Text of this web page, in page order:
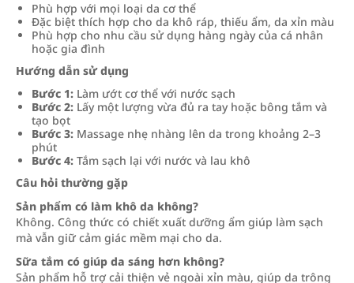
Phù hợp với mọi loại da cơ thể
Đặc biệt thích hợp cho da khô ráp, thiếu ẩm, da xỉn màu
Phù hợp cho nhu cầu sử dụng hàng ngày của cá nhân
hoặc gia đình
Hướng dẫn sử dụng
Bước 1: Làm ướt cơ thể với nước sạch
Bước 2: Lấy một lượng vừa đủ ra tay hoặc bông tắm và
tạo bọt
Bước 3: Massage nhẹ nhàng lên da trong khoảng 2–3
phút
Bước 4: Tắm sạch lại với nước và lau khô
Câu hỏi thường gặp
Sản phẩm có làm khô da không?
Không. Công thức có chiết xuất dưỡng ẩm giúp làm sạch
mà vẫn giữ cảm giác mềm mại cho da.
Sữa tắm có giúp da sáng hơn không?
Sản phẩm hỗ trợ cải thiện vẻ ngoài xỉn màu, giúp da trông